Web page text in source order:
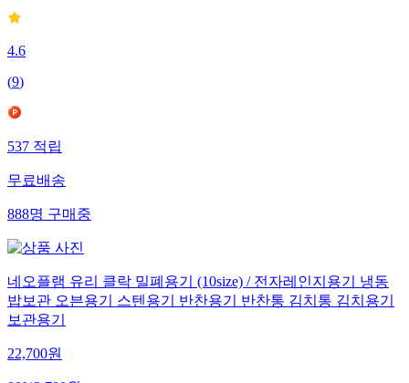
4.6
(9)
537적립
무료배송
888명구매중
네오플램 유리 클락 밀폐용기 (10size) / 전자레인지용기 냉동
밥보관 오븐용기 스텐용기 반찬용기 반찬통 김치통 김치용기
보관용기
22,700원